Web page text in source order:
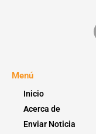
Menú
Inicio
Acerca de
Enviar Noticia